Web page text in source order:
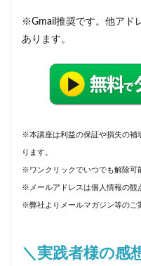
※Gmail推奨です。他アド
あります。
※本講座は利益の保証や損失の補
ります。
※ワンクリックでいつでも解除可
※メールアドレスは個人情報の観
※弊社よりメールマガジン等のご
＼実践者様の感